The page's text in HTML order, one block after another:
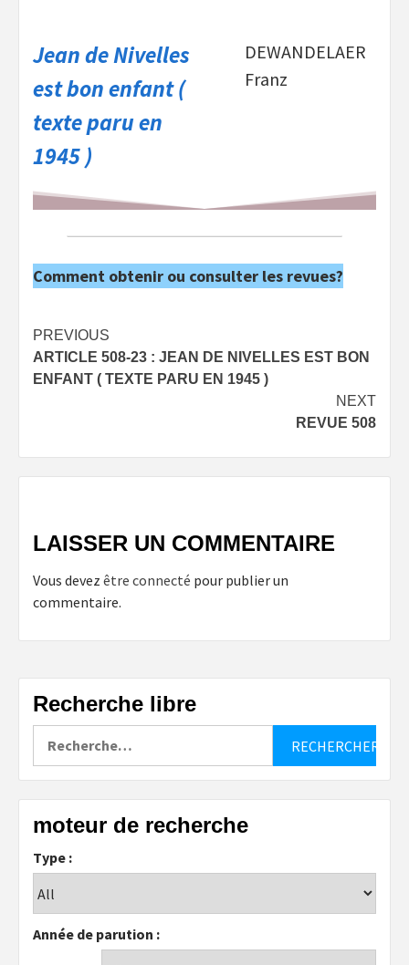
Jean de Nivelles
est bon enfant (
texte paru en
1945 )
DEWANDELAER
Franz
Comment obtenir ou consulter les revues?
Post
navigation
PREVIOUS
ARTICLE 508-23 : JEAN DE NIVELLES EST BON
ENFANT ( TEXTE PARU EN 1945 )
NEXT
REVUE 508
LAISSER UN COMMENTAIRE
Vous devez être connecté pour publier un
commentaire.
Recherche libre
moteur de recherche
Type :
Année de parution :